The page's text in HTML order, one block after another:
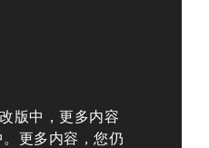
版中，更多内容
更多内容，您仍